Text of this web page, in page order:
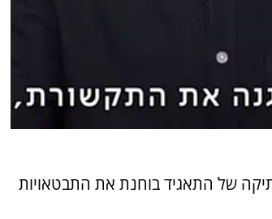
ועדת האתיקה של התאגיד בוחנת את התבטאויות